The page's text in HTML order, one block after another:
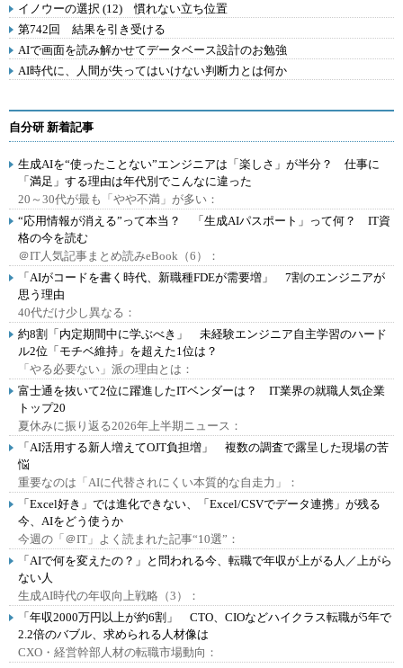
イノウーの選択 (12) 慣れない立ち位置
第742回 結果を引き受ける
AIで画面を読み解かせてデータベース設計のお勉強
AI時代に、人間が失ってはいけない判断力とは何か
自分研 新着記事
生成AIを“使ったことない”エンジニアは「楽しさ」が半分？ 仕事に
「満足」する理由は年代別でこんなに違った
20～30代が最も「やや不満」が多い：
“応用情報が消える”って本当？ 「生成AIパスポート」って何？ IT資
格の今を読む
＠IT人気記事まとめ読みeBook（6）：
「AIがコードを書く時代、新職種FDEが需要増」 7割のエンジニアが
思う理由
40代だけ少し異なる：
約8割「内定期間中に学ぶべき」 未経験エンジニア自主学習のハード
ル2位「モチベ維持」を超えた1位は？
「やる必要ない」派の理由とは：
富士通を抜いて2位に躍進したITベンダーは？ IT業界の就職人気企業
トップ20
夏休みに振り返る2026年上半期ニュース：
「AI活用する新人増えてOJT負担増」 複数の調査で露呈した現場の苦
悩
重要なのは「AIに代替されにくい本質的な自走力」：
「Excel好き」では進化できない、「Excel/CSVでデータ連携」が残る
今、AIをどう使うか
今週の「＠IT」よく読まれた記事“10選”：
「AIで何を変えたの？」と問われる今、転職で年収が上がる人／上がら
ない人
生成AI時代の年収向上戦略（3）：
「年収2000万円以上が約6割」 CTO、CIOなどハイクラス転職が5年で
2.2倍のバブル、求められる人材像は
CXO・経営幹部人材の転職市場動向：